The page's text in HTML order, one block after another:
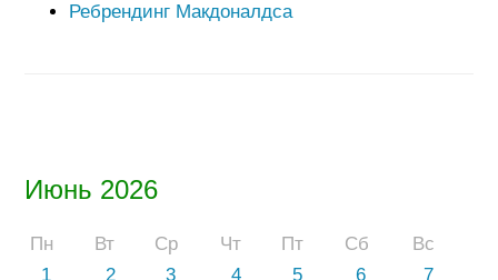
Июнь 2026
Пн Вт Ср Чт Пт Сб
Вс
1
2 3 4 5 6
7
Ребрендинг Макдоналдса